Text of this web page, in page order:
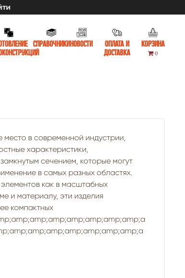
Справочники Новости
Оплата и
доставка
Корзина
0
в современной индустрии,
характеристики,
сечением, которые могут
в самых разных областях.
как в масштабных
и материалу, эти изделия
компактных